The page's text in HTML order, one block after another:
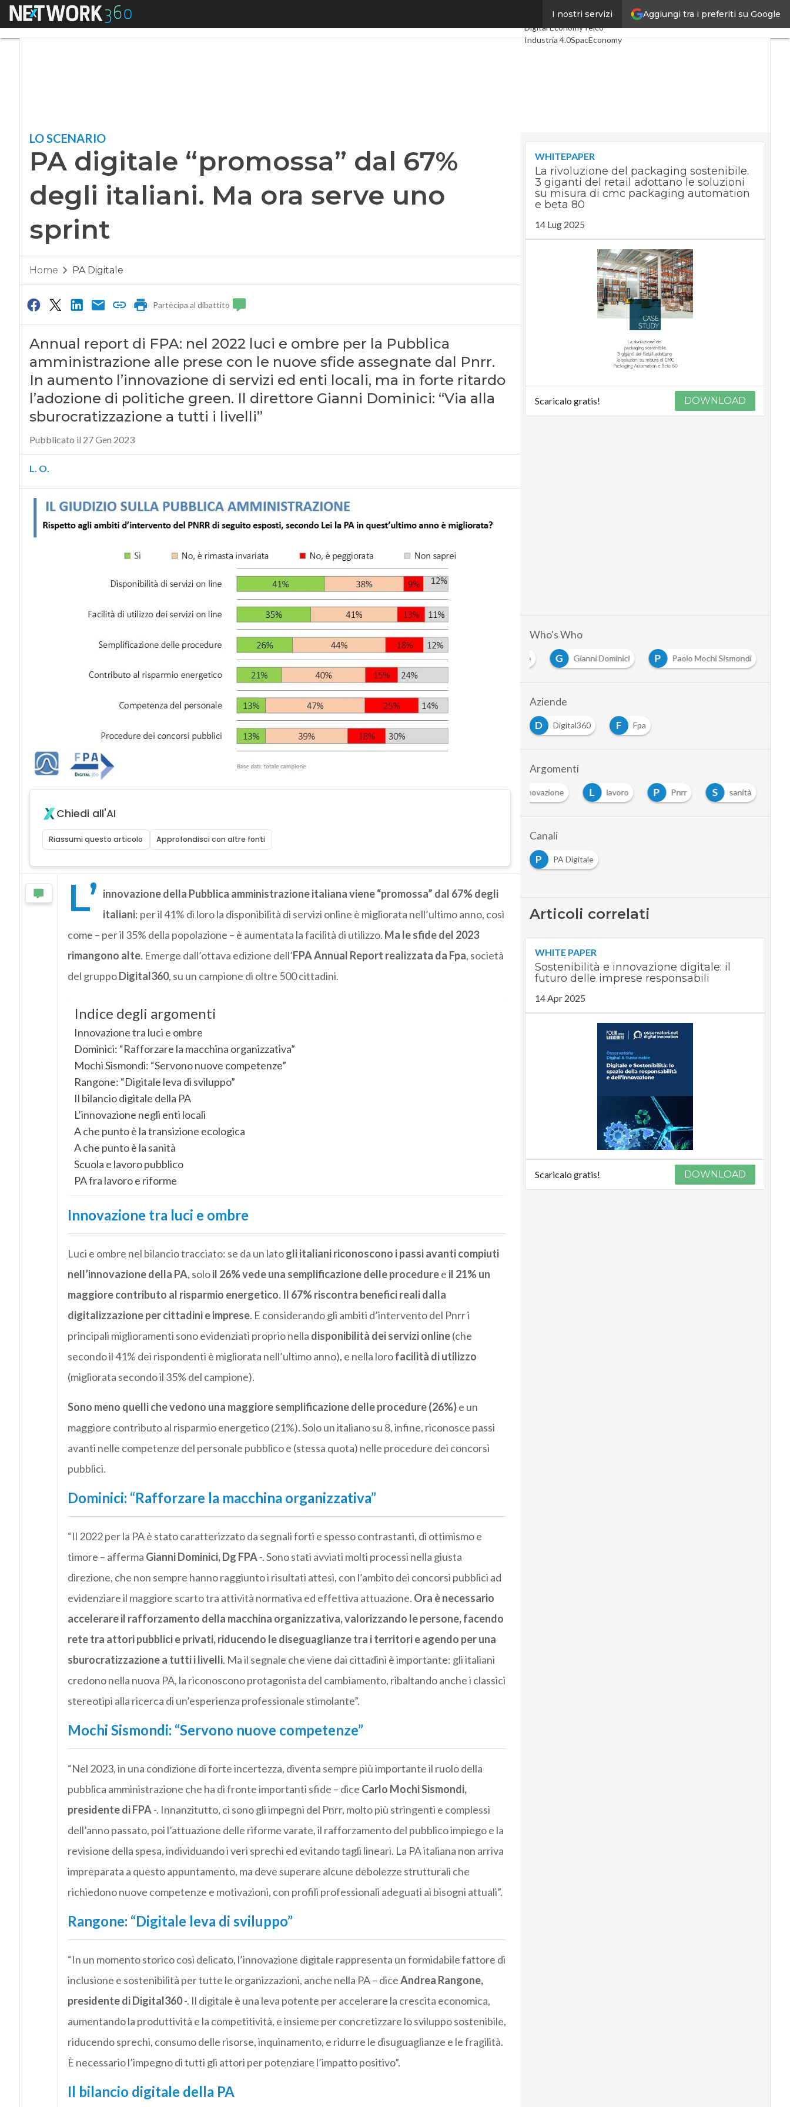
Aggiungi tra i preferiti su Google
I nostri servizi
Menu
Ultimi articoli
Digital EconomyTelco
Industria 4.0SpacEconomy
LO SCENARIO
PA digitale “promossa” dal 67%
degli italiani. Ma ora serve uno
sprint
Home PA Digitale
Partecipa al dibattito
Annual report di FPA: nel 2022 luci e ombre per la Pubblica
amministrazione alle prese con le nuove sfide assegnate dal Pnrr.
In aumento l’innovazione di servizi ed enti locali, ma in forte ritardo
l’adozione di politiche green. Il direttore Gianni Dominici: “Via alla
sburocratizzazione a tutti i livelli”
Pubblicato il 27 Gen 2023
L. O.
Chiedi all'AI
Riassumi questo articolo Approfondisci con altre fonti
L’ innovazione della Pubblica amministrazione italiana viene “promossa” dal 67% degli
italiani: per il 41% di loro la disponibilità di servizi online è migliorata nell’ultimo anno, così
come – per il 35% della popolazione – è aumentata la facilità di utilizzo. Ma le sfide del 2023
rimangono alte. Emerge dall’ottava edizione dell’FPA Annual Report realizzata da Fpa, società
del gruppoDigital360, su un campione di oltre 500 cittadini.
Indice degli argomenti
Innovazione tra luci e ombre
Dominici: “Rafforzare la macchina organizzativa”
Mochi Sismondi: “Servono nuove competenze”
Rangone: “Digitale leva di sviluppo”
Il bilancio digitale della PA
L’innovazione negli enti locali
A che punto è la transizione ecologica
A che punto è la sanità
Scuola e lavoro pubblico
PA fra lavoro e riforme
Innovazione tra luci e ombre
Luci e ombre nel bilancio tracciato: se da un latogli italiani riconoscono i passi avanti compiuti
nell’innovazione della PA, soloil 26% vede una semplificazione delle proceduree il 21% un
maggiore contributo al risparmio energetico. Il 67% riscontra benefici reali dalla
digitalizzazione per cittadini e imprese. E considerando gli ambiti d’intervento del Pnrr i
principali miglioramenti sono evidenziati proprio nella disponibilità dei servizi online(che
secondo il 41% dei rispondenti è migliorata nell’ultimo anno), e nella lorofacilità di utilizzo
(migliorata secondo il 35% del campione).
Sono meno quelli che vedono una maggiore semplificazione delle procedure (26%)e un
maggiore contributo al risparmio energetico (21%). Solo un italiano su 8, infine, riconosce passi
avanti nelle competenze del personale pubblico e (stessa quota) nelle procedure dei concorsi
pubblici.
Dominici: “Rafforzare la macchina organizzativa”
“Il 2022 per la PA è stato caratterizzato da segnali forti e spesso contrastanti, di ottimismo e
timore – afferma Gianni Dominici, Dg FPA-. Sono stati avviati molti processi nella giusta
direzione, che non sempre hanno raggiunto i risultati attesi, con l’ambito dei concorsi pubblici ad
evidenziare il maggiore scarto tra attività normativa ed effettiva attuazione. Ora è necessario
accelerare il rafforzamento della macchina organizzativa, valorizzando le persone, facendo
rete tra attori pubblici e privati, riducendo le diseguaglianze tra i territori e agendo per una
sburocratizzazione a tutti i livelli. Ma il segnale che viene dai cittadini è importante: gli italiani
credono nella nuova PA, la riconoscono protagonista del cambiamento, ribaltando anche i classici
stereotipi alla ricerca di un’esperienza professionale stimolante”.
Mochi Sismondi: “Servono nuove competenze”
“Nel 2023, in una condizione di forte incertezza, diventa sempre più importante il ruolo della
pubblica amministrazione che ha di fronte importanti sfide – dice Carlo Mochi Sismondi,
presidente di FPA-. Innanzitutto, ci sono gli impegni del Pnrr, molto più stringenti e complessi
dell’anno passato, poi l’attuazione delle riforme varate, il rafforzamento del pubblico impiego e la
revisione della spesa, individuando i veri sprechi ed evitando tagli lineari. La PA italiana non arriva
impreparata a questo appuntamento, ma deve superare alcune debolezze strutturali che
richiedono nuove competenze e motivazioni, con profili professionali adeguati ai bisogni attuali”.
Rangone: “Digitale leva di sviluppo”
“In un momento storico così delicato, l’innovazione digitale rappresenta un formidabile fattore di
inclusione e sostenibilità per tutte le organizzazioni, anche nella PA – diceAndrea Rangone,
presidente di Digital360-. Il digitale è una leva potente per accelerare la crescita economica,
aumentando la produttività e la competitività, e insieme per concretizzare lo sviluppo sostenibile,
riducendo sprechi, consumo delle risorse, inquinamento, e ridurre le disuguaglianze e le fragilità.
È necessario l’impegno di tutti gli attori per potenziare l’impatto positivo”.
Il bilancio digitale della PA
WHITEPAPER
La rivoluzione del packaging sostenibile.
3 giganti del retail adottano le soluzioni
su misura di cmc packaging automation
e beta 80
14 Lug 2025
Scaricalo gratis! DOWNLOAD
Who's Who
andrea rangone G Gianni Dominici P Paolo Mochi Sismondi
Aziende
D
Digital360 F Fpa
Argomenti
I
innovazione L lavoro P Pnrr S sanità
Canali
P
PA Digitale
Articoli correlati
WHITE PAPER
Sostenibilità e innovazione digitale: il
futuro delle imprese responsabili
14 Apr 2025
Scaricalo gratis! DOWNLOAD